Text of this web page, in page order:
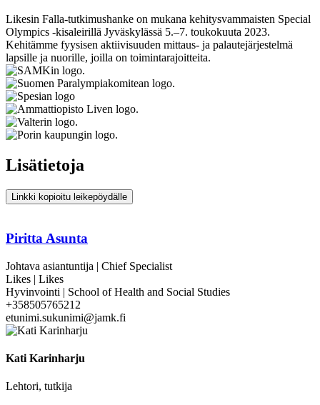
Likesin Falla-tutkimushanke on mukana kehitysvammaisten Special
Olympics -kisaleirillä Jyväskylässä 5.–7. toukokuuta 2023.
Kehitämme fyysisen aktiivisuuden mittaus- ja palautejärjestelmä
lapsille ja nuorille, joilla on toimintarajoitteita.
Lisätietoja
Linkki kopioitu leikepöydälle
Piritta Asunta
Johtava asiantuntija | Chief Specialist
Likes | Likes
Hyvinvointi | School of Health and Social Studies
+358505765212
etunimi.sukunimi@jamk.fi
Kati Karinharju
Lehtori, tutkija